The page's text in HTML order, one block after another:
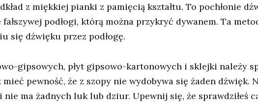
z miękkiej pianki z pamięcią kształtu. To pochłonie
podłogi, którą można przykryć dywanem. Ta
się dźwięku przez podłogę.
gipsowych, płyt gipsowo-kartonowych i sklejki należy
pewność, że z szopy nie wydobywa się żaden dźwięk.
ma żadnych luk lub dziur. Upewnij się, że sprawdziłeś